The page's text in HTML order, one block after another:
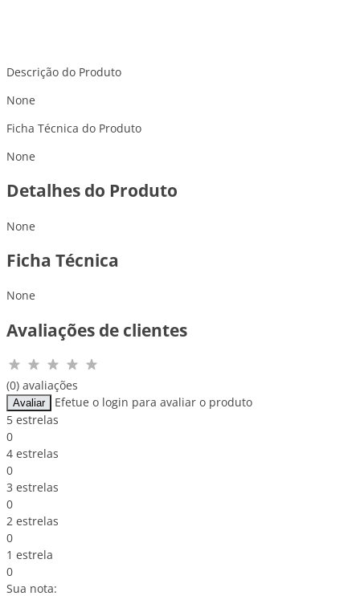
Descrição do Produto
None
Ficha Técnica do Produto
None
Detalhes do Produto
None
Ficha Técnica
None
Avaliações de clientes
(0) avaliações
Avaliar
Efetue o login para avaliar o produto
5 estrelas
0
4 estrelas
0
3 estrelas
0
2 estrelas
0
1 estrela
0
Sua nota: